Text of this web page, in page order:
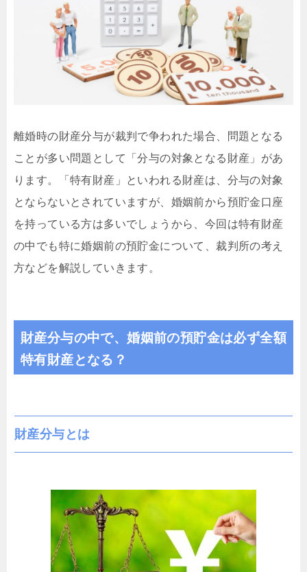
離婚時の財産分与が裁判で争われた場合、問題となる
ことが多い問題として「分与の対象となる財産」があ
ります。「特有財産」といわれる財産は、分与の対象
とならないとされていますが、婚姻前から預貯金口座
を持っている方は多いでしょうから、今回は特有財産
の中でも特に婚姻前の預貯金について、裁判所の考え
方などを解説していきます。
財産分与の中で、婚姻前の預貯金は必ず全額
特有財産となる？
財産分与とは